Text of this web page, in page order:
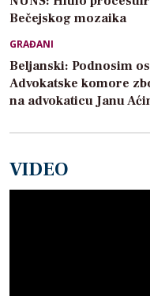
Bečejskog mozaika
GRAĐANI
Beljanski: Podnosim
Advokatske komore
na advokaticu Janu
VIDEO